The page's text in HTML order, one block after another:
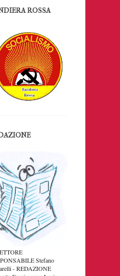
ROSSA
Stefano
- REDAZIONE